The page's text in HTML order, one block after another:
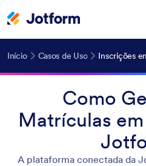
Início Casos de Uso Inscrições
Como
Matrículas
A plataforma conectada da